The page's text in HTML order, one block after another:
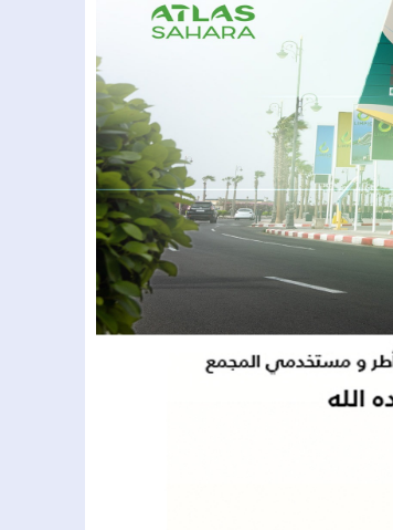
اولاد يحيى لكراير
لانتخابات مجلس النواب عن إقليم الحوز